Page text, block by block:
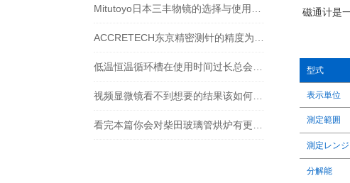
磁通计是
型式
表示単位
測定範囲
測定レンジ
分解能